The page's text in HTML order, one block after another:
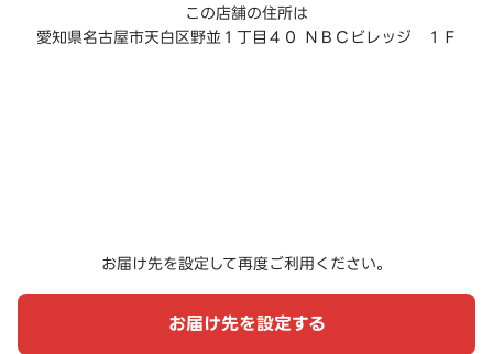
この店舗の住所は
愛知県名古屋市天白区野並１丁目４０ ＮＢＣビレッジ １Ｆ
お届け先を設定して再度ご利用ください。
お届け先を設定する